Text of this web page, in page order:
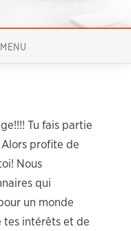
Tu fais partie
profite de
Nous
qui
un monde
tes intérêts et de